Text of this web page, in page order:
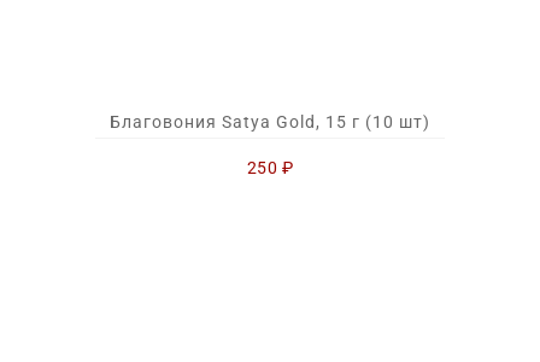
Благовония Satya Gold, 15 г (10 шт)
250 ₽